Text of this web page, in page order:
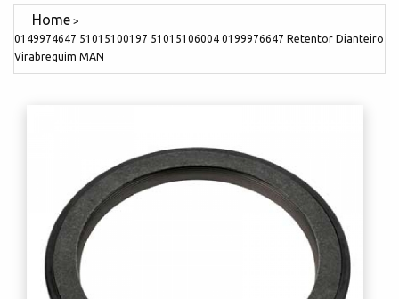
0149974647 51015100197 51015106004 0199976647 Retentor Dianteiro
Virabrequim MAN